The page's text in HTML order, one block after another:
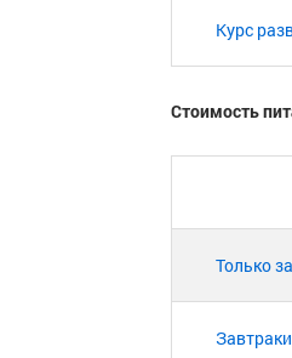
Курс
Стоимость
Только